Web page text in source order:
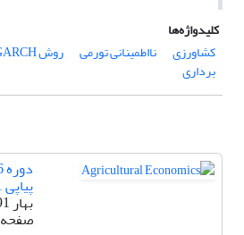
کلیدواژه‌ها
کشاورزی
نااطمینانی تورمی روش GARCH
برداری
پیاپی 1
بهار 1391
صفحه